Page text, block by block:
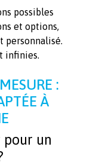
possibles
et options,
infinies.
:
À
pour un